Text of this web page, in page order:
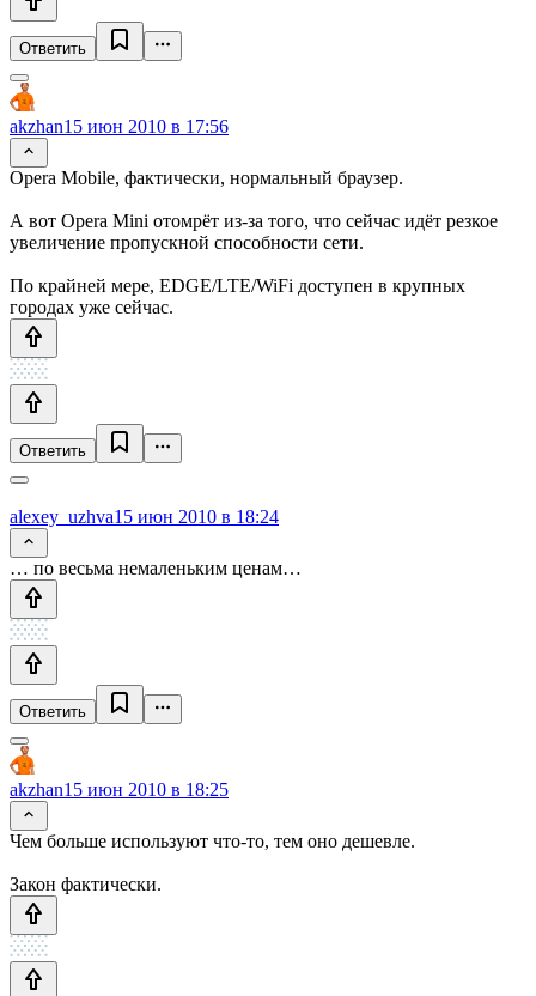
Ответить
akzhan15 июн 2010 в 17:56
Opera Mobile, фактически, нормальный браузер.
А вот Opera Mini отомрёт из-за того, что сейчас идёт резкое
увеличение пропускной способности сети.
По крайней мере, EDGE/LTE/WiFi доступен в крупных
городах уже сейчас.
Ответить
alexey_uzhva15 июн 2010 в 18:24
… по весьма немаленьким ценам…
Ответить
akzhan15 июн 2010 в 18:25
Чем больше используют что-то, тем оно дешевле.
Закон фактически.